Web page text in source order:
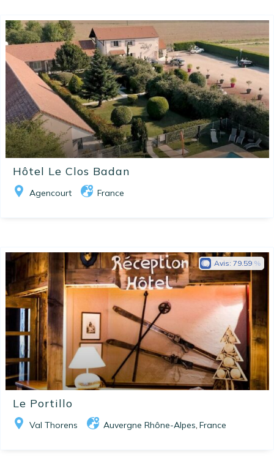
Hôtel Le Clos Badan
Agencourt France
Le Portillo
Val Thorens Auvergne Rhône-Alpes, France
Avis: 79.59